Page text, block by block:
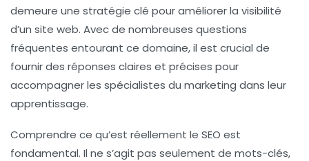
demeure une stratégie clé pour améliorer la visibilité
d’un site web. Avec de nombreuses questions
fréquentes entourant ce domaine, il est crucial de
fournir des réponses claires et précises pour
accompagner les spécialistes du marketing dans leur
apprentissage.
Comprendre ce qu’est réellement le SEO est
fondamental. Il ne s’agit pas seulement de mots-clés,